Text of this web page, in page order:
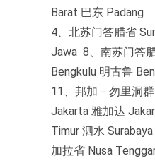
Barat 巴东 Padang
4、北苏门答腊省
Jawa 8、南苏门答
Bengkulu 明古鲁
11、邦加－勿里洞
Jakarta 雅加达
Timur 泗水
加拉省 Nusa